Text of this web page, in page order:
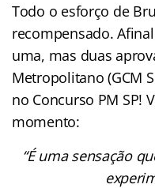
Todo o esforço de
recompensado.
uma, mas duas
Metropolitano (GCM
no Concurso PM SP!
momento:
“É uma sensação